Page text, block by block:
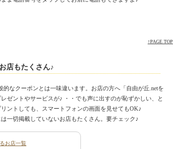
↑PAGE TOP
店もたくさん♪
的なクーポンとは一味違います。お店の方へ「自由が丘.netを
ゼントやサービスが♪ ・・でも声に出すのが恥ずかしい、と
ントしても、スマートフォンの画面を見せてもOK♪
一切掲載していないお店もたくさん。要チェック♪
お店一覧